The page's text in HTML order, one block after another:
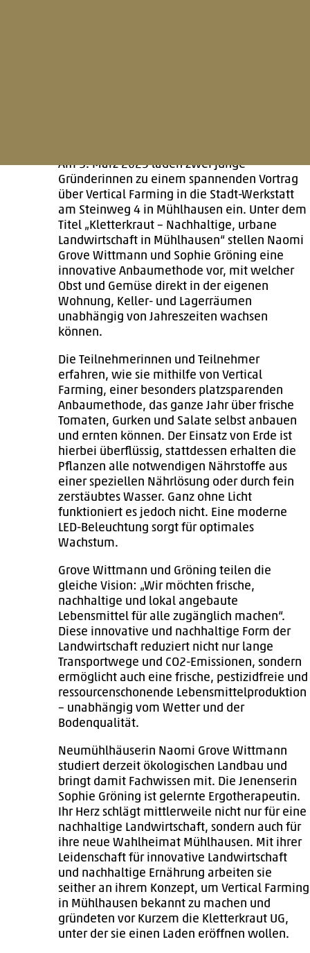
Am 3. März 2025 laden zwei junge
Gründerinnen zu einem spannenden Vortrag
über Vertical Farming in die Stadt-Werkstatt
am Steinweg 4 in Mühlhausen ein. Unter dem
Titel „Kletterkraut – Nachhaltige, urbane
Landwirtschaft in Mühlhausen“ stellen Naomi
Grove Wittmann und Sophie Gröning eine
innovative Anbaumethode vor, mit welcher
Obst und Gemüse direkt in der eigenen
Wohnung, Keller- und Lagerräumen
unabhängig von Jahreszeiten wachsen
können.
Die Teilnehmerinnen und Teilnehmer
erfahren, wie sie mithilfe von Vertical
Farming, einer besonders platzsparenden
Anbaumethode, das ganze Jahr über frische
Tomaten, Gurken und Salate selbst anbauen
und ernten können. Der Einsatz von Erde ist
hierbei überflüssig, stattdessen erhalten die
Pflanzen alle notwendigen Nährstoffe aus
einer speziellen Nährlösung oder durch fein
zerstäubtes Wasser. Ganz ohne Licht
funktioniert es jedoch nicht. Eine moderne
LED-Beleuchtung sorgt für optimales
Wachstum.
Grove Wittmann und Gröning teilen die
gleiche Vision: „Wir möchten frische,
nachhaltige und lokal angebaute
Lebensmittel für alle zugänglich machen“.
Diese innovative und nachhaltige Form der
Landwirtschaft reduziert nicht nur lange
Transportwege und CO2-Emissionen, sondern
ermöglicht auch eine frische, pestizidfreie und
ressourcenschonende Lebensmittelproduktion
– unabhängig vom Wetter und der
Bodenqualität.
Neumühlhäuserin Naomi Grove Wittmann
studiert derzeit ökologischen Landbau und
bringt damit Fachwissen mit. Die Jenenserin
Sophie Gröning ist gelernte Ergotherapeutin.
Ihr Herz schlägt mittlerweile nicht nur für eine
nachhaltige Landwirtschaft, sondern auch für
ihre neue Wahlheimat Mühlhausen. Mit ihrer
Leidenschaft für innovative Landwirtschaft
und nachhaltige Ernährung arbeiten sie
seither an ihrem Konzept, um Vertical Farming
in Mühlhausen bekannt zu machen und
gründeten vor Kurzem die Kletterkraut UG,
unter der sie einen Laden eröffnen wollen.